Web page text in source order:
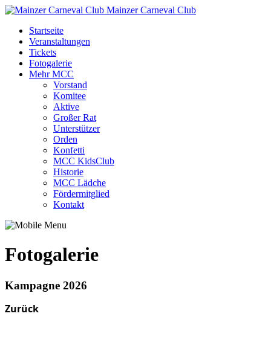
Mainzer Carneval Club
Startseite
Veranstaltungen
Tickets
Fotogalerie
Mehr MCC
Vorstand
Komitee
Aktive
Großer Rat
Unterstützer
Orden
Konfetti
MCC KidsClub
Historie
MCC Lädche
Fördermitglied
Kontakt
Fotogalerie
Kampagne 2026
Zurück